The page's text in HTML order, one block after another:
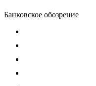
Банковское обозрение